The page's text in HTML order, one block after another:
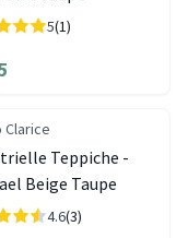
5(1)
Clarice
Teppiche -
Beige Taupe
4.6(3)